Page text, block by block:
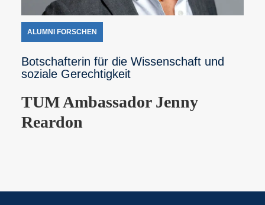
ALUMNI FORSCHEN
Botschafterin für die Wissenschaft und
soziale Gerechtigkeit
TUM Ambassador Jenny
Reardon